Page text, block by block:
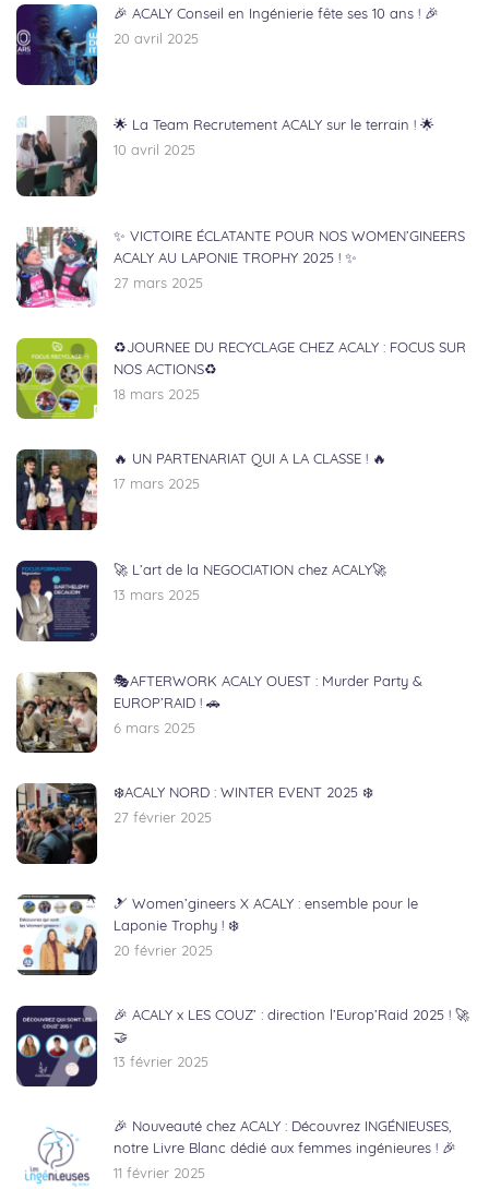
🎉 ACALY Conseil en Ingénierie fête ses 10 ans ! 🎉
20 avril 2025
🌟 La Team Recrutement ACALY sur le terrain ! 🌟
10 avril 2025
✨ VICTOIRE ÉCLATANTE POUR NOS WOMEN’GINEERS
ACALY AU LAPONIE TROPHY 2025 ! ✨
27 mars 2025
♻️JOURNEE DU RECYCLAGE CHEZ ACALY : FOCUS SUR
NOS ACTIONS♻️
18 mars 2025
🔥 UN PARTENARIAT QUI A LA CLASSE ! 🔥
17 mars 2025
🚀 L’art de la NEGOCIATION chez ACALY🚀
13 mars 2025
🎭AFTERWORK ACALY OUEST : Murder Party &
EUROP’RAID ! 🚗
6 mars 2025
❄️ACALY NORD : WINTER EVENT 2025 ❄️
27 février 2025
🎿 Women’gineers X ACALY : ensemble pour le
Laponie Trophy ! ❄️
20 février 2025
🎉 ACALY x LES COUZ’ : direction l’Europ’Raid 2025 ! 🚀
🤝
13 février 2025
🎉 Nouveauté chez ACALY : Découvrez INGÉNIEUSES,
notre Livre Blanc dédié aux femmes ingénieures ! 🎉
11 février 2025